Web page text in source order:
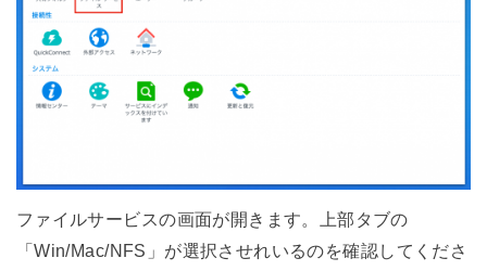
ファイルサービスの画面が開きます。上部タブの
「Win/Mac/NFS」が選択させれいるのを確認してくださ